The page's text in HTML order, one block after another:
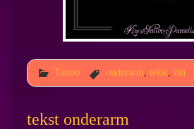
Tattoo onderarm tekst, zin
tekst onderarm